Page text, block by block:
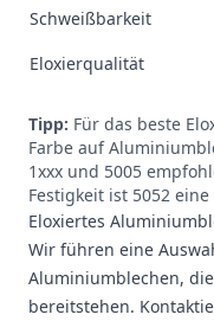
Schweißbarkeit
Eloxierqualität
Tipp: Für das beste
Farbe auf
1xxx und 5005
Festigkeit ist 5052
Eloxiertes
Wir führen eine
Aluminiumblechen,
bereitstehen.